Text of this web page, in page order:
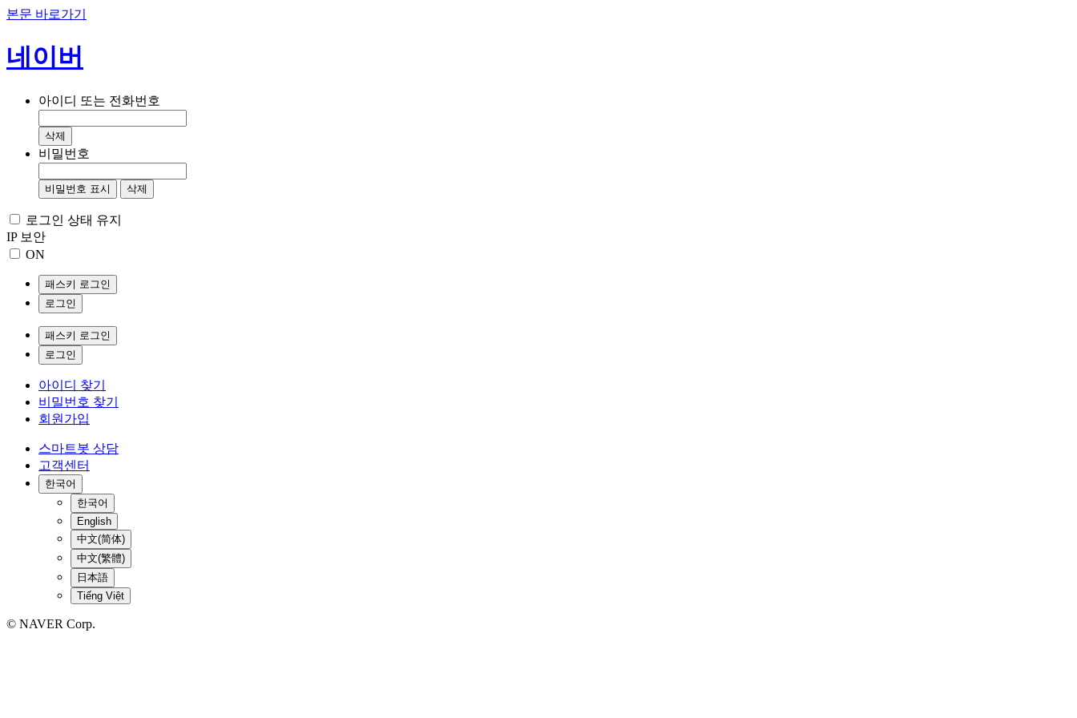
본문 바로가기
네이버
아이디 또는 전화번호
삭제
비밀번호
비밀번호 표시 삭제
로그인 상태 유지
IP 보안
ON
패스키 로그인
로그인
패스키 로그인
로그인
아이디 찾기
비밀번호 찾기
회원가입
스마트봇 상담
고객센터
한국어
한국어
English
中文(简体)
中文(繁體)
日本語
Tiếng Việt
© NAVER Corp.